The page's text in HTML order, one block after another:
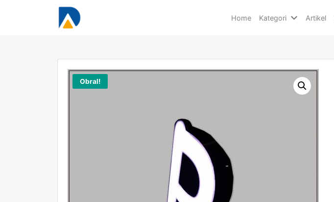
Home Kategori Artikel
Obral!